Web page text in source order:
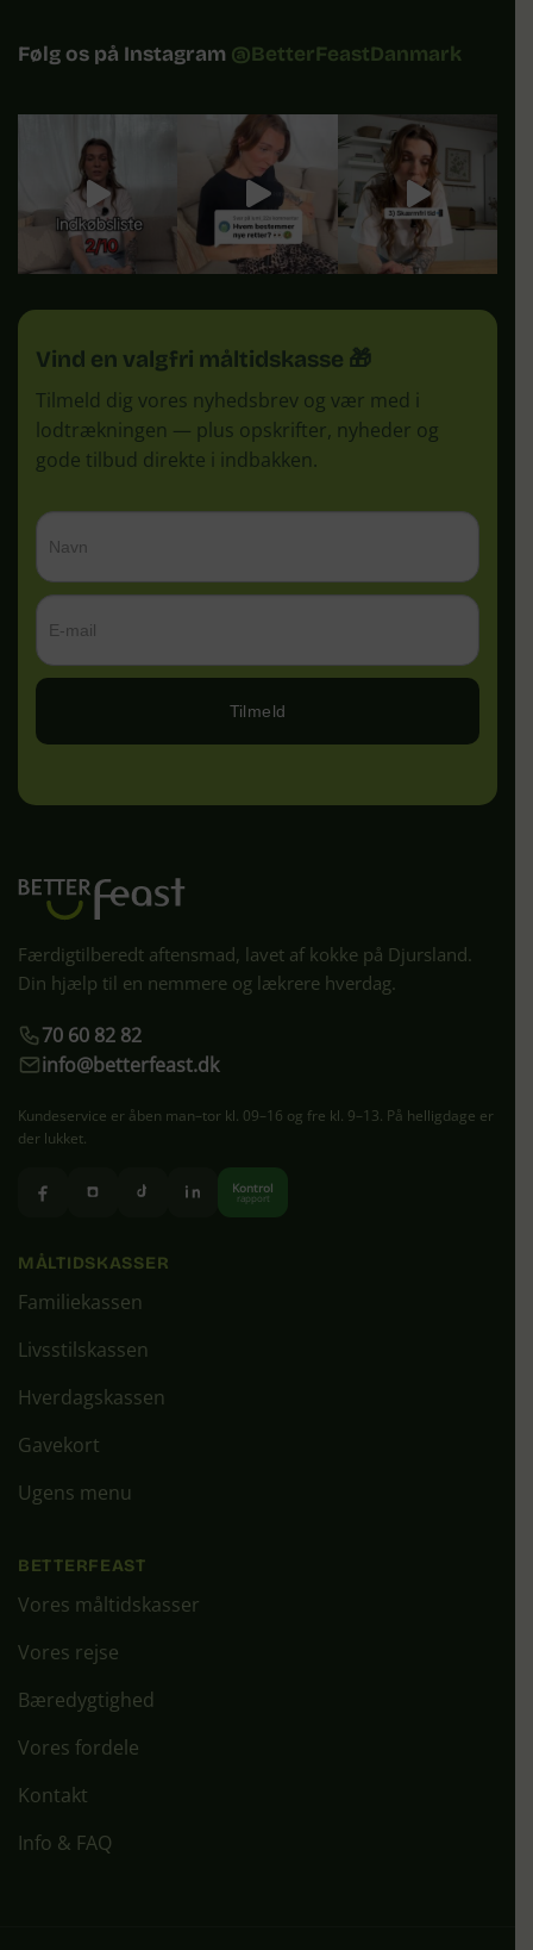
Følg os på Instagram @BetterFeastDanmark
Vind en valgfri måltidskasse 🎁
Tilmeld dig vores nyhedsbrev og vær med i
lodtrækningen — plus opskrifter, nyheder og
gode tilbud direkte i indbakken.
Tilmeld
Færdigtilberedt aftensmad, lavet af kokke på Djursland.
Din hjælp til en nemmere og lækrere hverdag.
70 60 82 82
info@betterfeast.dk
Kundeservice er åben man–tor kl. 09–16 og fre kl. 9–13. På helligdage er
der lukket.
Kontrol
rapport
MÅLTIDSKASSER
Familiekassen
Livsstilskassen
Hverdagskassen
Gavekort
Ugens menu
BETTERFEAST
Vores måltidskasser
Vores rejse
Bæredygtighed
Vores fordele
Kontakt
Info & FAQ